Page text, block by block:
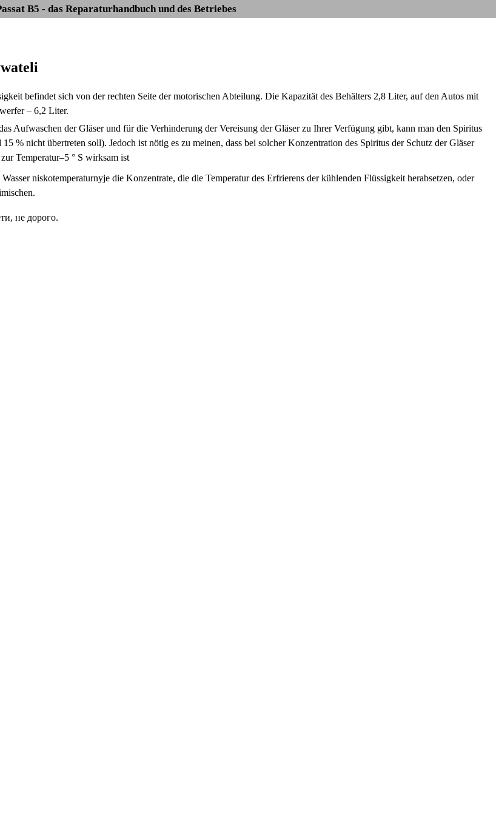
B5 - das Reparaturhandbuch und des Betriebes
befindet sich von der rechten Seite der motorischen Abteilung. Die Kapazität des Behälters 2,8 Liter, auf den Autos mit
– 6,2 Liter.
Aufwaschen der Gläser und für die Verhinderung der Vereisung der Gläser zu Ihrer Verfügung gibt, kann man den Spiritus
% nicht übertreten soll). Jedoch ist nötig es zu meinen, dass bei solcher Konzentration des Spiritus der Schutz der Gläser
Temperatur–5 ° S wirksam ist
niskotemperaturnyje die Konzentrate, die die Temperatur des Erfrierens der kühlenden Flüssigkeit herabsetzen, oder
не дорого.